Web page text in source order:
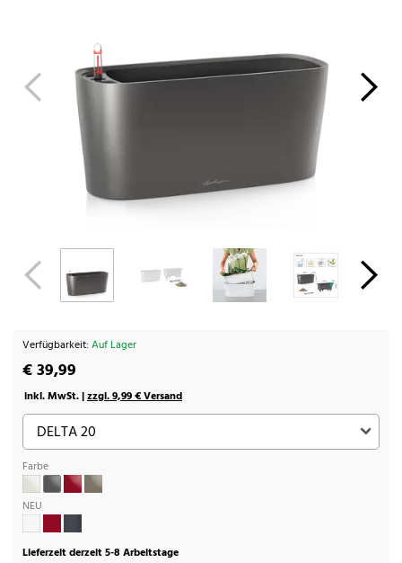
Verfügbarkeit: Auf Lager
€ 39,99
inkl. MwSt. |zzgl. 9,99 € Versand
Farbe
NEU
Lieferzeit derzeit 5-8 Arbeitstage